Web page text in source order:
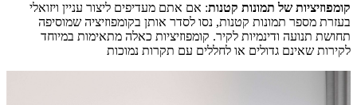
קומפוזיציות של תמונות קטנות: אם אתם מעדיפים ליצור עניין ויזואלי
בעזרת מספר תמונות קטנות, נסו לסדר אותן בקומפוזיציה שמוסיפה
תחושת תנועה ודינמיות לקיר. קומפוזיציות כאלה מתאימות במיוחד
לקירות שאינם גדולים או לחללים עם תקרות נמוכות